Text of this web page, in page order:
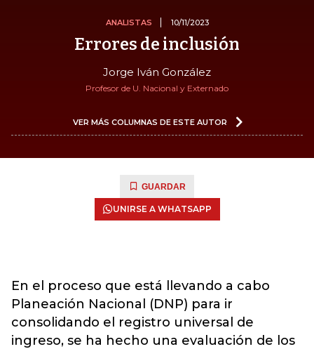
ANALISTAS 10/11/2023
Errores de inclusión
Jorge Iván González
Profesor de U. Nacional y Externado
VER MÁS COLUMNAS DE ESTE AUTOR
GUARDAR
UNIRSE A WHATSAPP
En el proceso que está llevando a cabo
Planeación Nacional (DNP) para ir
consolidando el registro universal de
ingreso, se ha hecho una evaluación de los